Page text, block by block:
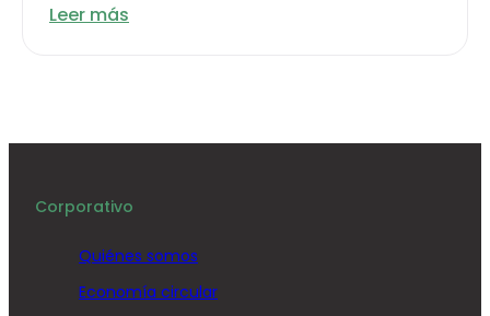
Leer más
Corporativo
Quiénes somos
Economía circular